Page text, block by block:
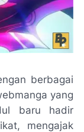
berbagai
yang
baru hadir
mengajak